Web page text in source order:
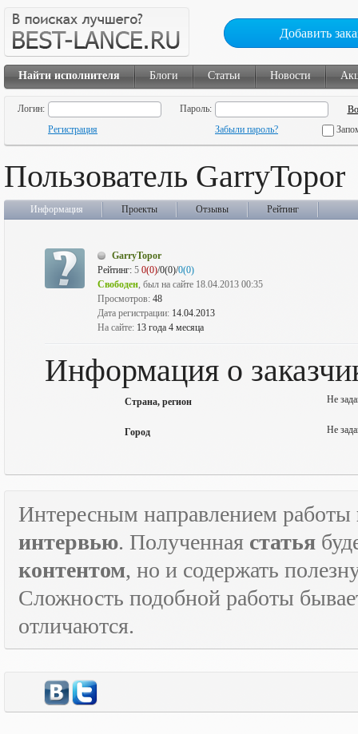
Добавить
Найти исполнителя Блоги Статьи Новости
Логин:
Пароль:
Регистрация
Забыли пароль?
Пользователь GarryTopor
Информация Проекты Отзывы Рейтинг
GarryTopor
Рейтинг: 5 0(0)/0(0)/0(0)
Свободен, был на сайте 18.04.2013 00:35
Просмотров: 48
Дата регистрации: 14.04.2013
На сайте: 13 года 4 месяца
Информация о
Страна, регион Не
Город Не
Интересным направлением работы
интервью. Полученная статья
контентом, но и содержать
Сложность подобной работы
отличаются.